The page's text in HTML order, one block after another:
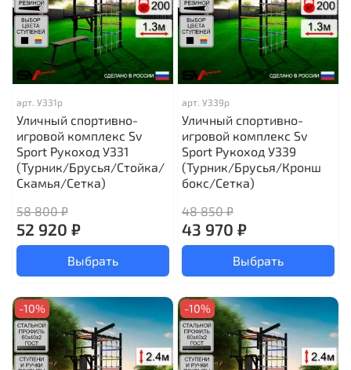
арт. У331р
Уличный спортивно-
игровой комплекс Sv
Sport Рукоход У331
(Турник/Брусья/Стойка/
Скамья/Сетка)
58 800 ₽
52 920 ₽
Выбрать
арт. У339р
Уличный спортивно-
игровой комплекс Sv
Sport Рукоход У339
(Турник/Брусья/Кронш
бокс/Сетка)
48 850 ₽
43 970 ₽
Выбрать
-10% -10%